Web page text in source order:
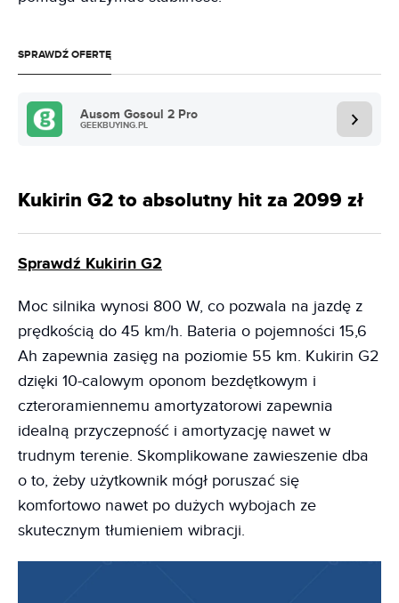
SPRAWDŹ OFERTĘ
Ausom Gosoul 2 Pro
GEEKBUYING.PL
Kukirin G2 to absolutny hit za 2099 zł
Sprawdź Kukirin G2
Moc silnika wynosi 800 W, co pozwala na jazdę z
prędkością do 45 km/h. Bateria o pojemności 15,6
Ah zapewnia zasięg na poziomie 55 km. Kukirin G2
dzięki 10-calowym oponom bezdętkowym i
czteroramiennemu amortyzatorowi zapewnia
idealną przyczepność i amortyzację nawet w
trudnym terenie. Skomplikowane zawieszenie dba
o to, żeby użytkownik mógł poruszać się
komfortowo nawet po dużych wybojach ze
skutecznym tłumieniem wibracji.